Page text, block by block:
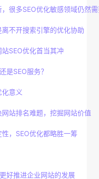
很多SEO优化敏感领域仍然
不开搜索引擎的优化协助
SEO优化首当其冲
是SEO服务？
意义
站排名难题，挖掘网站价值
，SEO优化都略胜一筹
好推进企业网站的发展